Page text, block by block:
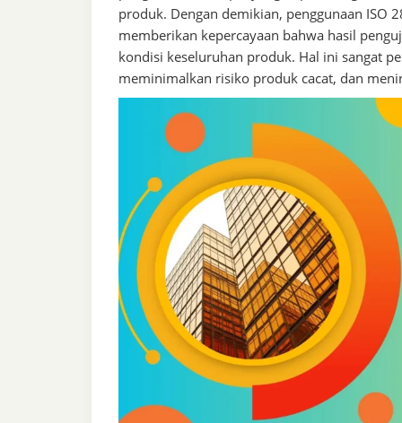
produk. Dengan demikian, penggunaan ISO
memberikan kepercayaan bahwa hasil
kondisi keseluruhan produk. Hal ini sangat
meminimalkan risiko produk cacat, dan